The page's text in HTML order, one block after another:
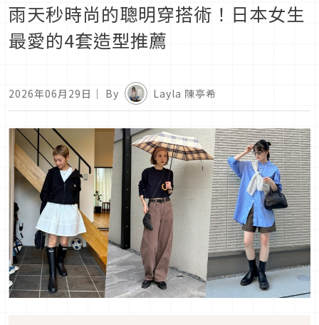
雨天秒時尚的聰明穿搭術！日本女生
最愛的4套造型推薦
2026年06月29日 ｜ By Layla 陳亭希